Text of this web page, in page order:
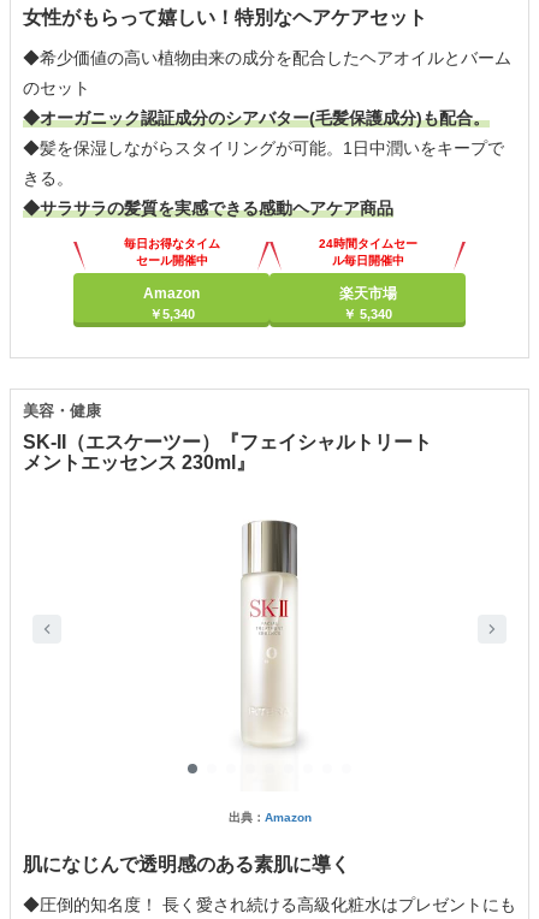
女性がもらって嬉しい！特別なヘアケアセット
◆希少価値の高い植物由来の成分を配合したヘアオイルとバーム
のセット
◆オーガニック認証成分のシアバター(毛髪保護成分)も配合。
◆髪を保湿しながらスタイリングが可能。1日中潤いをキープで
きる。
◆サラサラの髪質を実感できる感動ヘアケア商品
毎日お得なタイム
セール開催中
Amazon
￥5,340
24時間タイムセー
ル毎日開催中
楽天市場
￥ 5,340
SK-II（エスケーツー）『フェイシャルトリート
メントエッセンス 230ml』
美容・健康
出典： Amazon
肌になじんで透明感のある素肌に導く
◆圧倒的知名度！ 長く愛され続ける高級化粧水はプレゼントにも